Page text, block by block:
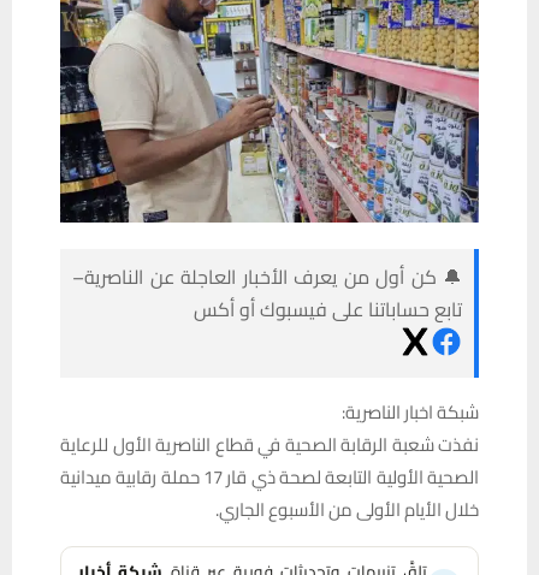
🔔 كن أول من يعرف الأخبار العاجلة عن الناصرية–
تابع حساباتنا على فيسبوك أو أكس
شبكة اخبار الناصرية:
نفذت شعبة الرقابة الصحية في قطاع الناصرية الأول للرعاية
الصحية الأولية التابعة لصحة ذي قار 17 حملة رقابية ميدانية
خلال الأيام الأولى من الأسبوع الجاري.